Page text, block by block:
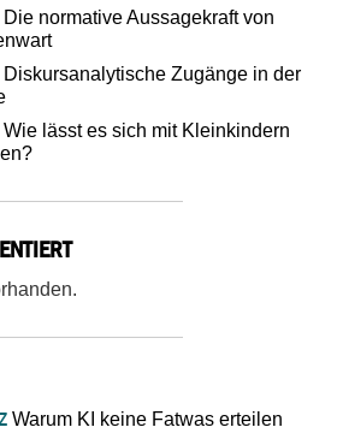
Die normative Aussagekraft von
Diskursanalytische Zugänge in der
Wie lässt es sich mit Kleinkindern
Warum KI keine Fatwas erteilen